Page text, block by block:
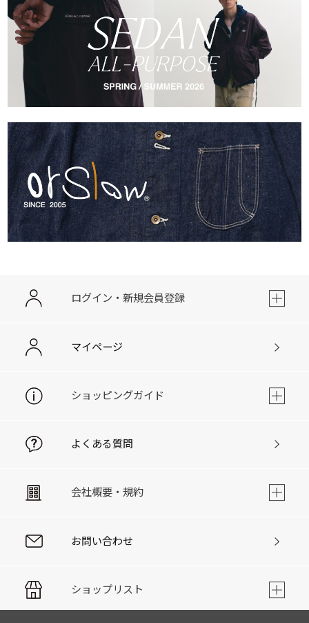
ログイン・新規会員登録
マイページ
ショッピングガイド
よくある質問
会社概要・規約
お問い合わせ
ショップリスト